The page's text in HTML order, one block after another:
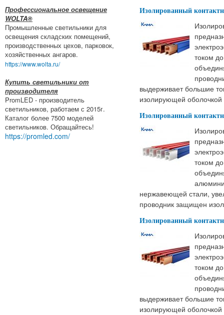
Профессиональное освещение
WOLTA®
Промышленные светильники для
освещения складских помещений,
производственных цехов, парковок,
хозяйственных ангаров.
https://www.wolta.ru/
Купить светильники от
производителя
PromLED - производитель
светильников, работаем с 2015г.
Каталог более 7500 моделей
светильников. Обращайтесь!
https://promled.com/
Изолированный
током
выдерживает большие
изолирующей
Изолированный
током
нержавеющей стали,
проводник защищен
Изолированный
током
выдерживает большие
изолирующей